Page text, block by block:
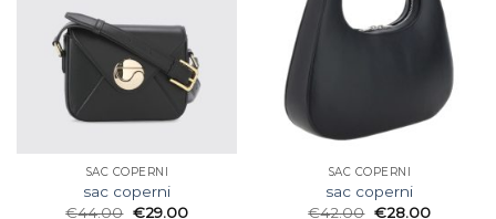
SAC COPERNI
sac coperni
€44.00 €29.00
SAC COPERNI
sac coperni
€42.00 €28.00